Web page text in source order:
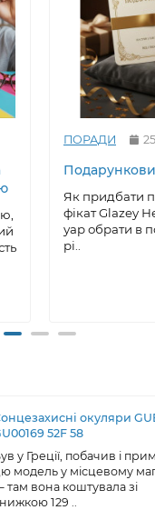
ПОРАДИ
Як придбати
фікат Glazey
уар обрати в
рі..
окуляри
52F 58
у Греції, побачив і
модель у місцевому
там вона коштувала зі
129 ..